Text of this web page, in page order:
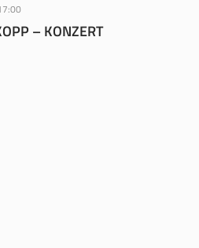
– KONZERT